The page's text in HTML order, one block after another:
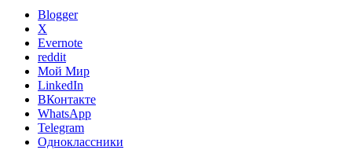
Blogger
X
Evernote
reddit
Мой Мир
LinkedIn
ВКонтакте
WhatsApp
Telegram
Одноклассники